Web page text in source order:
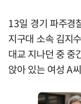
13일 경기 파주경
지구대 소속 김지
대교 지나던 중 중
앉아 있는 여성 A